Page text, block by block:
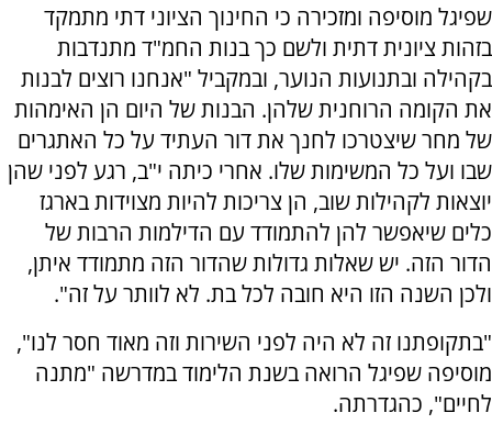
שפיגל מוסיפה ומזכירה כי החינוך הציוני דתי מתמקד
בזהות ציונית דתית ולשם כך בנות החמ"ד מתנדבות
בקהילה ובתנועות הנוער, ובמקביל "אנחנו רוצים לבנות
את הקומה הרוחנית שלהן. הבנות של היום הן האימהות
של מחר שיצטרכו לחנך את דור העתיד על כל האתגרים
שבו ועל כל המשימות שלו. אחרי כיתה י"ב, רגע לפני שהן
יוצאות לקהילות שוב, הן צריכות להיות מצוידות בארגז
כלים שיאפשר להן להתמודד עם הדילמות הרבות של
הדור הזה. יש שאלות גדולות שהדור הזה מתמודד איתן,
ולכן השנה הזו היא חובה לכל בת. לא לוותר על זה".
"בתקופתנו זה לא היה לפני השירות וזה מאוד חסר לנו",
מוסיפה שפיגל הרואה בשנת הלימוד במדרשה "מתנה
לחיים", כהגדרתה.